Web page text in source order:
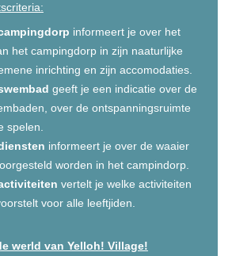
informeert je over het
het campingdorp in zijn naaturlijke
inrichting en zijn accomodaties.
geeft je een indicatie over de
over de ontspanningsruimte
spelen.
informeert je over de waaier
worden in het campindorp.
vertelt je welke activiteiten
voor alle leeftjiden.
werld van Yelloh! Village!